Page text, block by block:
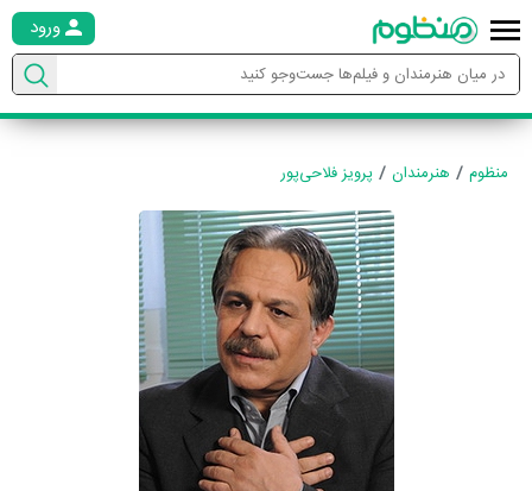
ورود
منظوم هنرمندان پرویز فلاحی‌پور